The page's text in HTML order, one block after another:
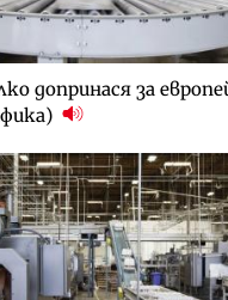
допринася за